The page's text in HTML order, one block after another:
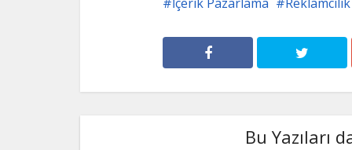
İçerik Pazarlama Reklamcılık
Bu Yazıları